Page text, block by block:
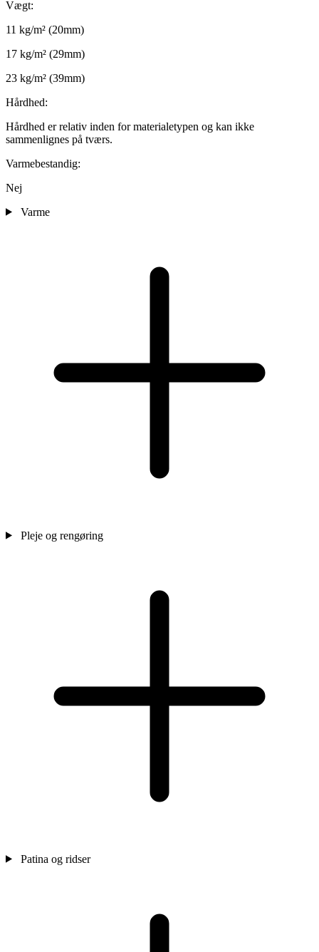
Vægt:
11 kg/m² (20mm)
17 kg/m² (29mm)
23 kg/m² (39mm)
Hårdhed:
Hårdhed er relativ inden for materialetypen og kan ikke
sammenlignes på tværs.
Varmebestandig:
Nej
Varme
Pleje og rengøring
Patina og ridser